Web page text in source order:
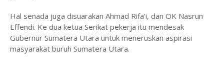
Hal senada juga disuarakan Ahmad Rifa'i, dan OK Nasrun
Effendi. Ke dua ketua Serikat pekerja itu mendesak
Gubernur Sumatera Utara untuk meneruskan aspirasi
masyarakat buruh Sumatera Utara.